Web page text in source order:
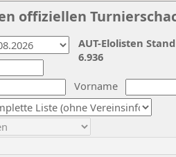
offiziellen
Vorname
AUT-Elolisten
6.936